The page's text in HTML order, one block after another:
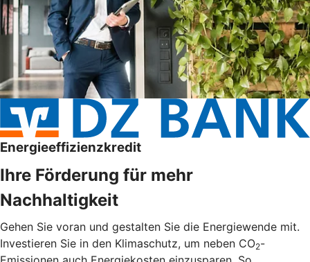
Energieeffizienzkredit
Ihre Förderung für mehr
Nachhaltigkeit
Gehen Sie voran und gestalten Sie die Energiewende mit.
Investieren Sie in den Klimaschutz, um neben CO2-